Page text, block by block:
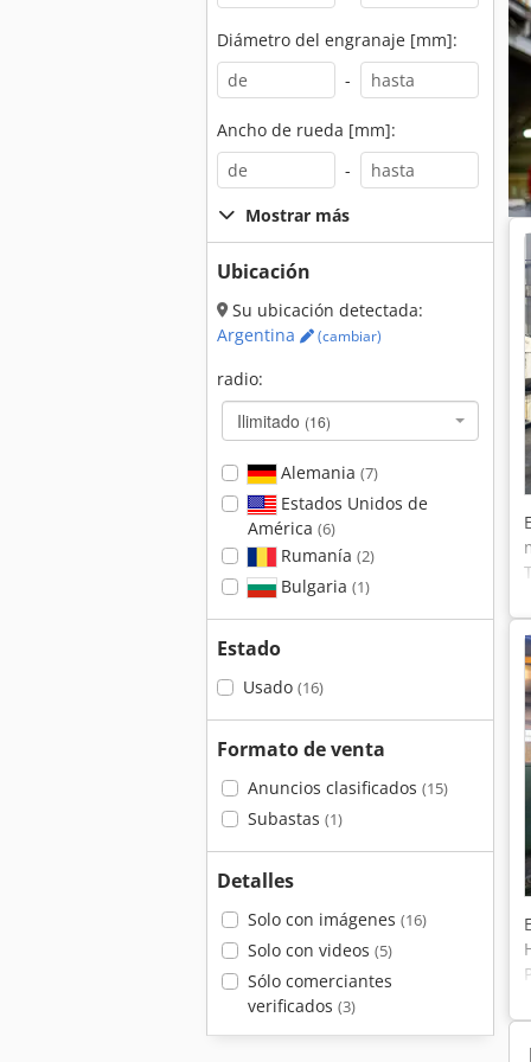
Diámetro del engranaje [mm]:
-
Ancho de rueda [mm]:
-
Mostrar más
Ubicación
Su ubicación detectada:
Argentina
(cambiar)
radio:
Ilimitado (16)
Alemania (7)
Estados Unidos de
América (6)
Rumanía (2)
Bulgaria (1)
Estado
Usado (16)
Formato de venta
Anuncios clasificados (15)
Subastas (1)
Detalles
Solo con imágenes (16)
Solo con videos (5)
Sólo comerciantes
verificados (3)